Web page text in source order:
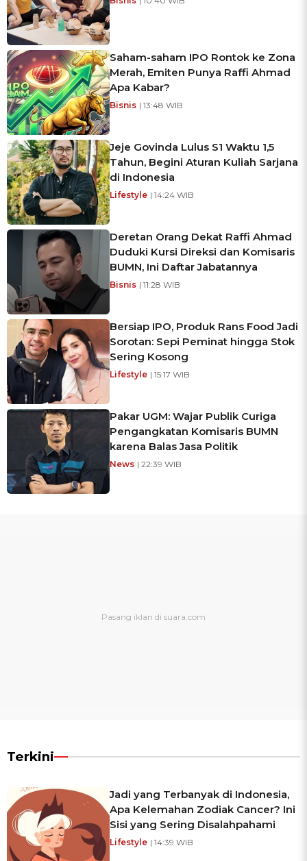
Saham-saham IPO Rontok ke Zona
Merah, Emiten Punya Raffi Ahmad
Apa Kabar?
Bisnis | 13:48 WIB
Jeje Govinda Lulus S1 Waktu 1,5
Tahun, Begini Aturan Kuliah Sarjana
di Indonesia
Lifestyle | 14:24 WIB
Deretan Orang Dekat Raffi Ahmad
Duduki Kursi Direksi dan Komisaris
BUMN, Ini Daftar Jabatannya
Bisnis | 11:28 WIB
Bersiap IPO, Produk Rans Food Jadi
Sorotan: Sepi Peminat hingga Stok
Sering Kosong
Lifestyle | 15:17 WIB
Pakar UGM: Wajar Publik Curiga
Pengangkatan Komisaris BUMN
karena Balas Jasa Politik
News | 22:39 WIB
Terkini
Jadi yang Terbanyak di Indonesia,
Apa Kelemahan Zodiak Cancer? Ini
Sisi yang Sering Disalahpahami
Lifestyle | 14:39 WIB